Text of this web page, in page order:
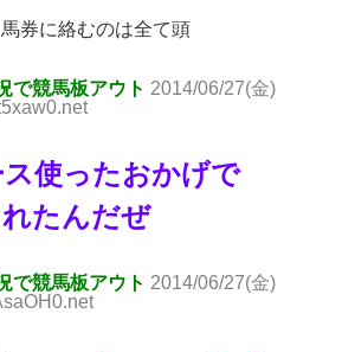
券に絡むのは全て頭
で競馬板アウト 2014/06/27(金)
使ったおかげで
たんだぜ
で競馬板アウト 2014/06/27(金)